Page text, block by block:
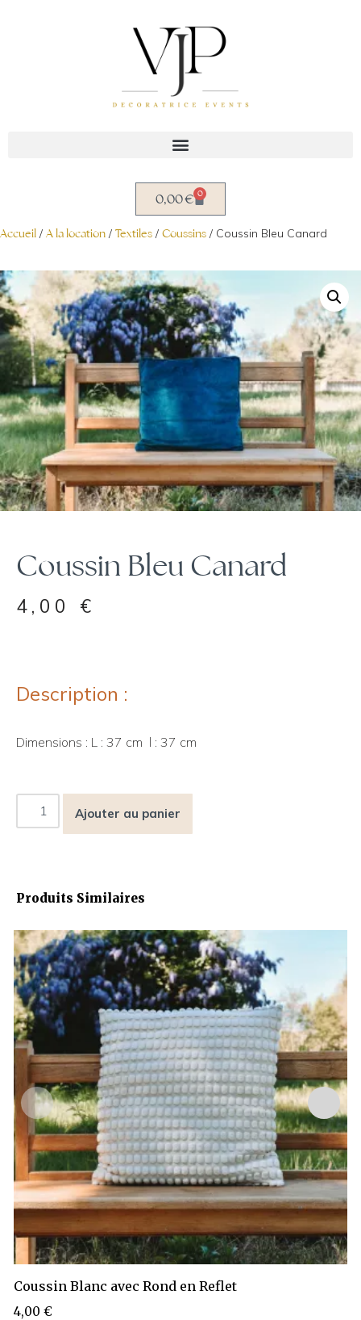
0,00€ 0
Accueil / A la location / Textiles / Coussins / Coussin Bleu Canard
Coussin Bleu Canard
4,00 €
Description :
Dimensions : L : 37 cm l : 37 cm
Ajouter au panier
Produits Similaires
Coussin Blanc avec Rond en Reflet
4,00€